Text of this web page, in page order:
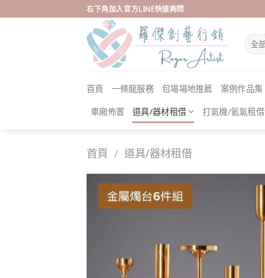
to
右下角加入官方LINE快速詢問
首頁 一條龍服務 包場場地推薦 案例作品集
車廂佈置 道具/器材租借 打氣機/氦氣租借
首頁 / 道具/器材租借